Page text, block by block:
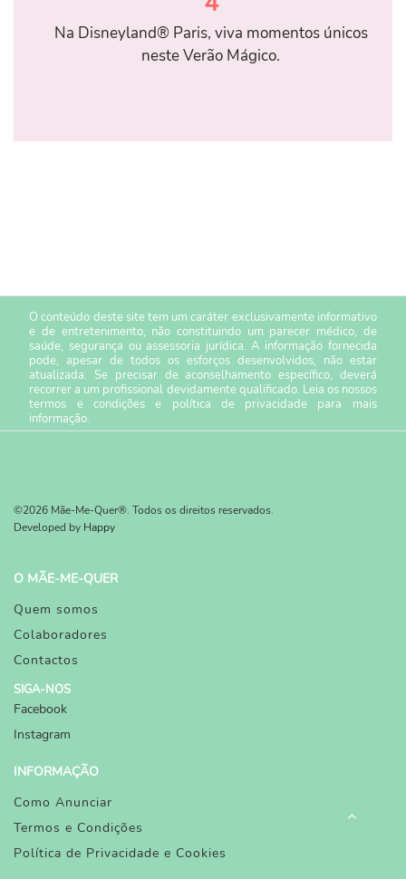
Na Disneyland® Paris, viva momentos únicos
neste Verão Mágico.
O conteúdo deste site tem um caráter exclusivamente informativo
e de entretenimento, não constituindo um parecer médico, de
saúde, segurança ou assessoria jurídica. A informação fornecida
pode, apesar de todos os esforços desenvolvidos, não estar
atualizada. Se precisar de aconselhamento específico, deverá
recorrer a um profissional devidamente qualificado. Leia os nossos
termos e condiçõese política de privacidade para mais
informação.
©2026 Mãe-Me-Quer®. Todos os direitos reservados.
Developed by Happy
O MÃE-ME-QUER
Quem somos
Colaboradores
Contactos
SIGA-NOS
Facebook
Instagram
INFORMAÇÃO
Como Anunciar
Termos e Condições
Política de Privacidade e Cookies